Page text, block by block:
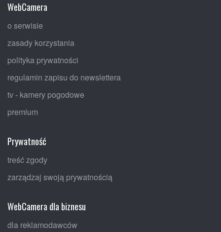
WebCamera
o serwisie
zasady korzystania
polityka prywatności
regulamin zapisu do newslettera
tv - kamery pogodowe
premium
Prywatność
treść zgody
zarządzaj swoją prywatnością
WebCamera dla biznesu
dla reklamodawców